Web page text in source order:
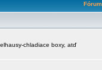
Fórum
chladiace boxy, atď